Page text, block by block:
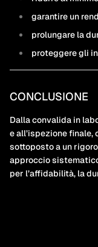
garantire un
prolungare la
proteggere gli
CONCLUSIONE
Dalla convalida in
e all’ispezione finale,
sottoposto a un
approccio
per l’affidabilità, la